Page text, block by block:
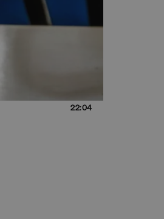
22:04